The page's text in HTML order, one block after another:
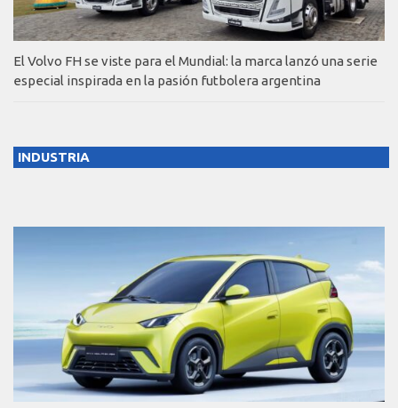
El Volvo FH se viste para el Mundial: la marca lanzó una serie
especial inspirada en la pasión futbolera argentina
INDUSTRIA